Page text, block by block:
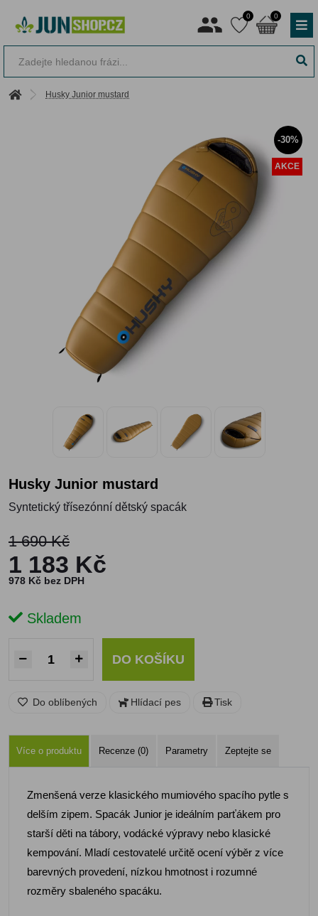
0 0
Husky Junior mustard
-30%
AKCE
Husky Junior mustard
Syntetický třísezónní dětský spacák
1 690 Kč
1 183 Kč
978 Kč bez DPH
Skladem
DO KOŠÍKU
Do oblíbených Hlídací pes Tisk
Více o produktu Recenze (0) Parametry Zeptejte se
Zmenšená verze klasického mumiového spacího pytle s
delším zipem. Spacák Junior je ideálním parťákem pro
starší děti na tábory, vodácké výpravy nebo klasické
kempování. Mladí cestovatelé určitě ocení výběr z více
barevných provedení, nízkou hmotnost i rozumné
rozměry sbaleného spacáku.